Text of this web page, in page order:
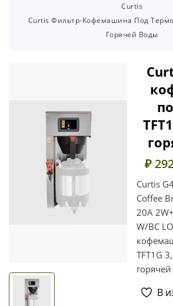
Curtis
Curtis Фильтр-Кофемашина Под
Горячей Воды
₽
Curtis
Coffee
20A
W/BC
TFT1G
В